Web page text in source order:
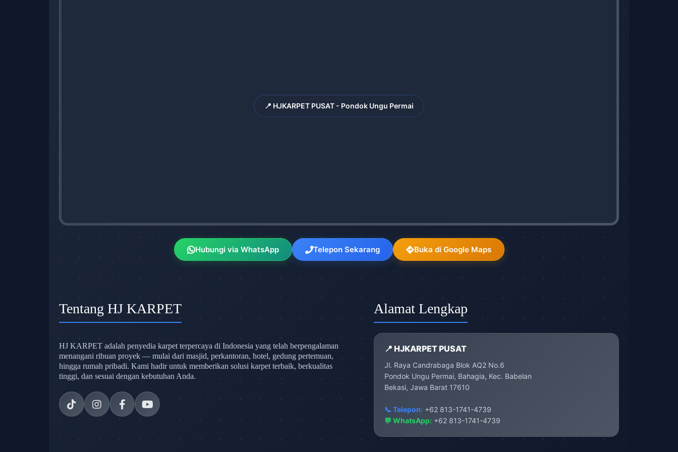
📍 HJKARPET PUSAT - Pondok Ungu Permai
Hubungi via WhatsApp Telepon Sekarang Buka di Google Maps
Tentang HJ KARPET
HJ KARPET adalah penyedia karpet terpercaya di Indonesia yang telah berpengalaman
menangani ribuan proyek — mulai dari masjid, perkantoran, hotel, gedung pertemuan,
hingga rumah pribadi. Kami hadir untuk memberikan solusi karpet terbaik, berkualitas
tinggi, dan sesuai dengan kebutuhan Anda.
Alamat Lengkap
📍 HJKARPET PUSAT
Jl. Raya Candrabaga Blok AQ2 No.6
Pondok Ungu Permai, Bahagia, Kec. Babelan
Bekasi, Jawa Barat 17610
📞 Telepon:+62 813-1741-4739
💬 WhatsApp: +62 813-1741-4739